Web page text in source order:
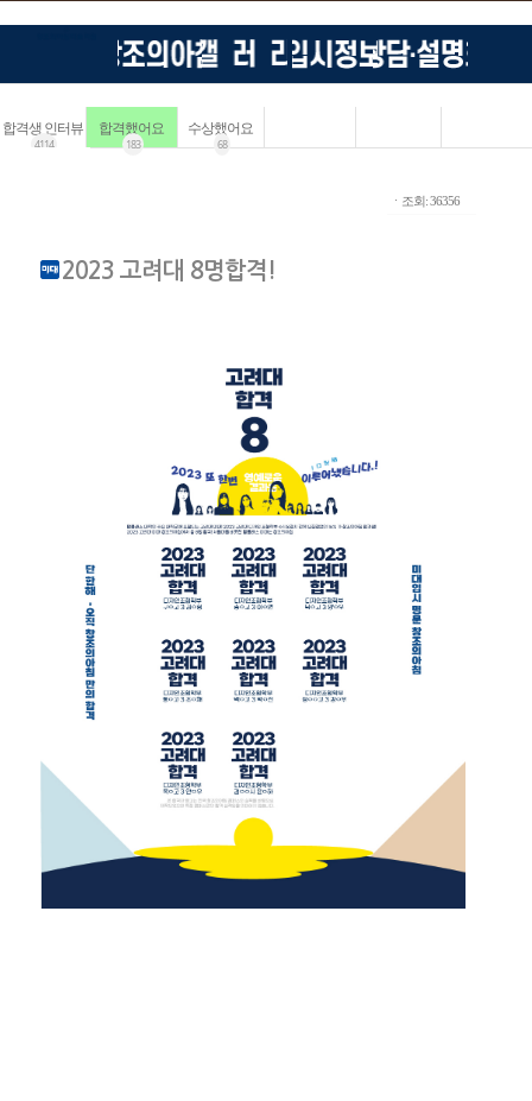
합격생 인터뷰
4114
합격했어요
183
수상했어요
68
ㆍ조회: 36356
2023 고려대 8명합격!